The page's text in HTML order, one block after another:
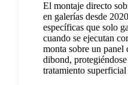
El montaje directo
en galerías desde
específicas que solo
cuando se ejecutan
monta sobre un
dibond,
tratamiento